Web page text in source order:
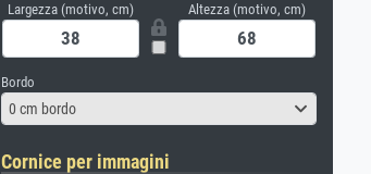
Largezza (motivo, cm) Altezza (motivo, cm)
Bordo
0 cm bordo
Cornice per immagini